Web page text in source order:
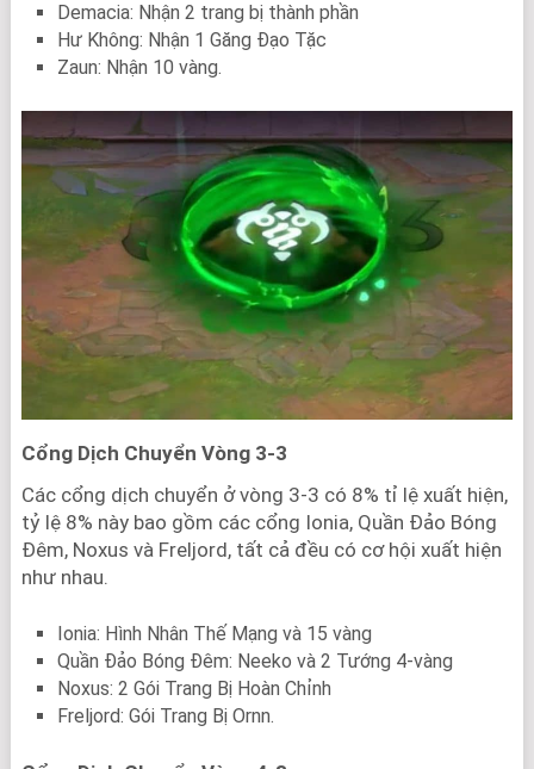
Demacia: Nhận 2 trang bị thành phần
Hư Không: Nhận 1 Găng Đạo Tặc
Zaun: Nhận 10 vàng.
Cổng Dịch Chuyển Vòng 3-3
Các cổng dịch chuyển ở vòng 3-3 có 8% tỉ lệ xuất hiện,
tỷ lệ 8% này bao gồm các cổng Ionia, Quần Đảo Bóng
Đêm, Noxus và Freljord, tất cả đều có cơ hội xuất hiện
như nhau.
Ionia: Hình Nhân Thế Mạng và 15 vàng
Quần Đảo Bóng Đêm: Neeko và 2 Tướng 4-vàng
Noxus: 2 Gói Trang Bị Hoàn Chỉnh
Freljord: Gói Trang Bị Ornn.